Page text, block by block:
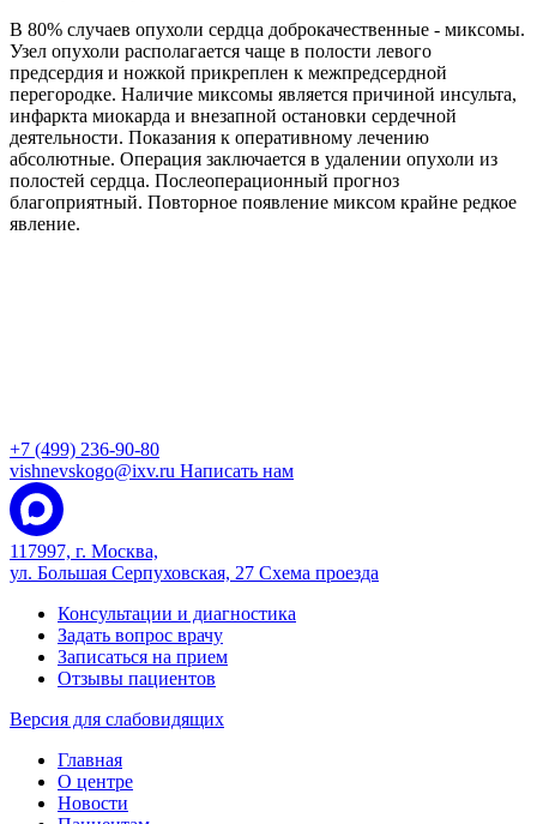
В 80% случаев опухоли сердца доброкачественные - миксомы.
Узел опухоли располагается чаще в полости левого
предсердия и ножкой прикреплен к межпредсердной
перегородке. Наличие миксомы является причиной инсульта,
инфаркта миокарда и внезапной остановки сердечной
деятельности. Показания к оперативному лечению
абсолютные. Операция заключается в удалении опухоли из
полостей сердца. Послеоперационный прогноз
благоприятный. Повторное появление миксом крайне редкое
явление.
+7 (499) 236-90-80
vishnevskogo@ixv.ru Написать нам
117997, г. Москва,
ул. Большая Серпуховская, 27 Схема проезда
Консультации и диагностика
Задать вопрос врачу
Записаться на прием
Отзывы пациентов
Версия для слабовидящих
Главная
О центре
Новости